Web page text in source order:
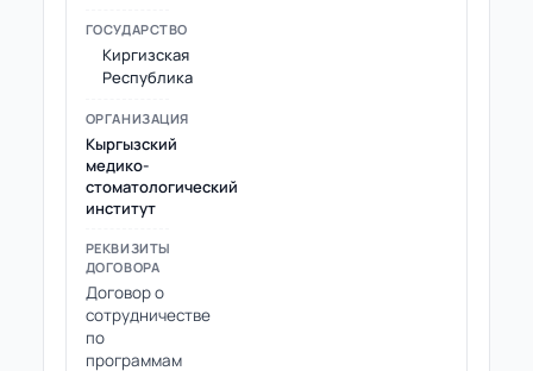
Киргизская
Республика
Кыргызский
медико-
стоматологический
институт
Договор о
сотрудничестве
по
программам